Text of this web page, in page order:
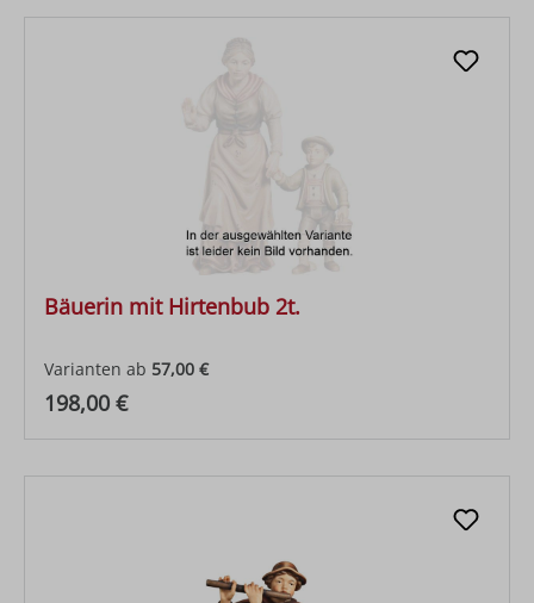
Bäuerin mit Hirtenbub 2t.
Varianten ab 57,00 €
Regulärer Preis:
198,00 €